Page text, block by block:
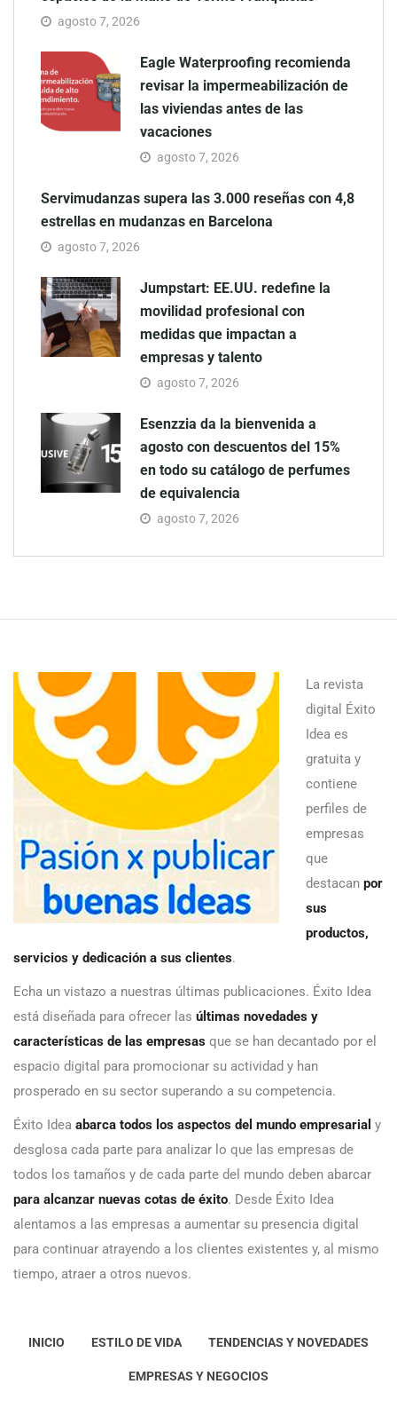
agosto 7, 2026
Eagle Waterproofing recomienda
revisar la impermeabilización de
las viviendas antes de las
vacaciones
agosto 7, 2026
Servimudanzas supera las 3.000 reseñas con 4,8
estrellas en mudanzas en Barcelona
agosto 7, 2026
Jumpstart: EE.UU. redefine la
movilidad profesional con
medidas que impactan a
empresas y talento
agosto 7, 2026
Esenzzia da la bienvenida a
agosto con descuentos del 15%
en todo su catálogo de perfumes
de equivalencia
agosto 7, 2026
La revista
digital Éxito
Idea es
gratuita y
contiene
perfiles de
empresas
que
destacan por
sus
productos,
servicios y dedicación a sus clientes.
Echa un vistazo a nuestras últimas publicaciones. Éxito Idea
está diseñada para ofrecer las últimas novedades y
características de las empresas que se han decantado por el
espacio digital para promocionar su actividad y han
prosperado en su sector superando a su competencia.
Éxito Idea abarca todos los aspectos del mundo empresarial y
desglosa cada parte para analizar lo que las empresas de
todos los tamaños y de cada parte del mundo deben abarcar
para alcanzar nuevas cotas de éxito. Desde Éxito Idea
alentamos a las empresas a aumentar su presencia digital
para continuar atrayendo a los clientes existentes y, al mismo
tiempo, atraer a otros nuevos.
INICIO ESTILO DE VIDA TENDENCIAS Y NOVEDADES
EMPRESAS Y NEGOCIOS